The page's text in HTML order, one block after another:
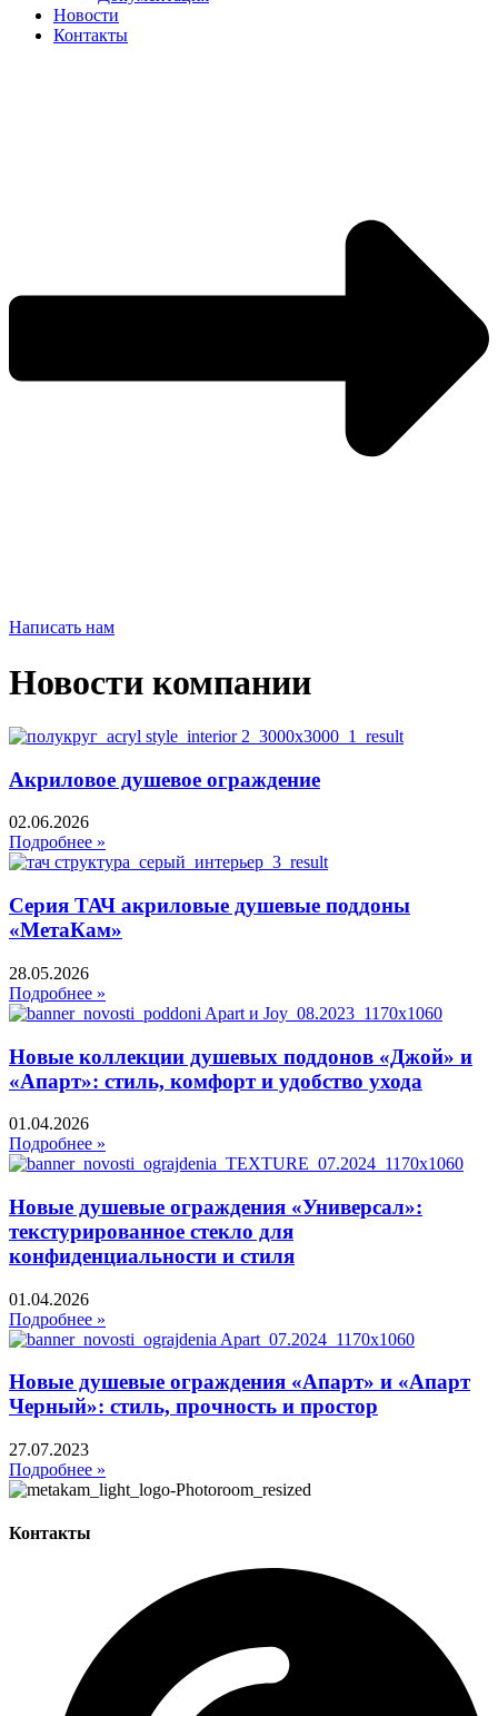
Новости
Контакты
Написать нам
Новости компании
Акриловое душевое ограждение
02.06.2026
Подробнее »
Серия ТАЧ акриловые душевые поддоны
«МетаКам»
28.05.2026
Подробнее »
Новые коллекции душевых поддонов «Джой» и
«Апарт»: стиль, комфорт и удобство ухода
01.04.2026
Подробнее »
Новые душевые ограждения «Универсал»:
текстурированное стекло для
конфиденциальности и стиля
01.04.2026
Подробнее »
Новые душевые ограждения «Апарт» и «Апарт
Черный»: стиль, прочность и простор
27.07.2023
Подробнее »
Контакты